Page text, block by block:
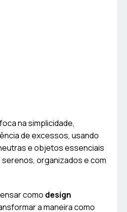
foca na simplicidade,
de excessos, usando
e objetos essenciais
organizados e com
como design
a maneira como